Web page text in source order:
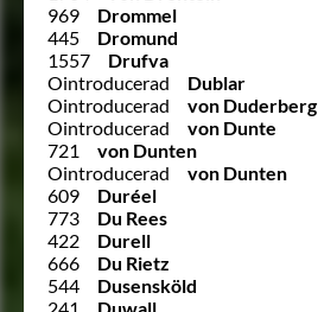
969
Drommel
445
Dromund
1557
Drufva
Ointroducerad
Dublar
Ointroducerad
von Duderberg
Ointroducerad
von Dunte
721
von Dunten
Ointroducerad
von Dunten
609
Duréel
773
Du Rees
422
Durell
666
Du Rietz
544
Dusensköld
241
Duwall